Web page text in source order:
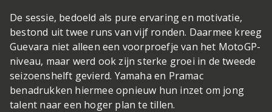
De sessie, bedoeld als pure ervaring en motivatie,
bestond uit twee runs van vijf ronden. Daarmee kreeg
Guevara niet alleen een voorproefje van het MotoGP-
niveau, maar werd ook zijn sterke groei in de tweede
seizoenshelft gevierd. Yamaha en Pramac
benadrukken hiermee opnieuw hun inzet om jong
talent naar een hoger plan te tillen.